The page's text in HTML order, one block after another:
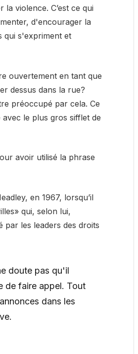
violence. C’est ce qui
d'encourager la
qui s'expriment et
ouvertement en tant que
dessus dans la rue?
préoccupé par cela. Ce
avec le plus gros sifflet de
avoir utilisé la phrase
en 1967, lorsqu’il
qui, selon lui,
par les leaders des droits
doute pas qu'il
de faire appel. Tout
dans les